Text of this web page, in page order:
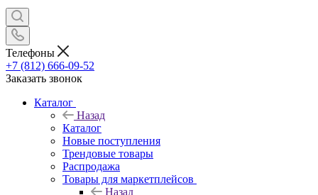
Телефоны
+7 (812) 666-09-52
Заказать звонок
Каталог
Назад
Каталог
Новые поступления
Трендовые товары
Распродажа
Товары для маркетплейсов
Назад